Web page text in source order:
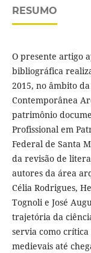
RESUMO
O presente artigo
bibliográfica
2015, no âmbito
Contemporânea
patrimônio
Profissional em
Federal de Santa
da revisão de
autores da área
Célia Rodrigues,
Tognoli e José
trajetória da
servia como
medievais até